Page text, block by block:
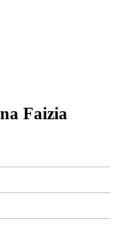
Faizia